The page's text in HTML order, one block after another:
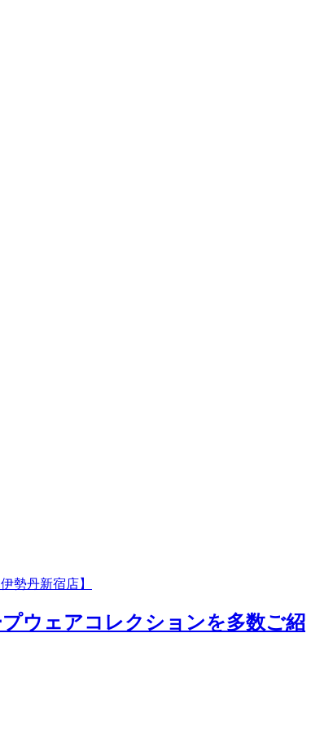
勢丹新宿店】
ウェアコレクションを多数ご紹